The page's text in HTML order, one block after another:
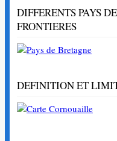
DIFFERENTS PAYS
FRONTIERES
DEFINITION ET